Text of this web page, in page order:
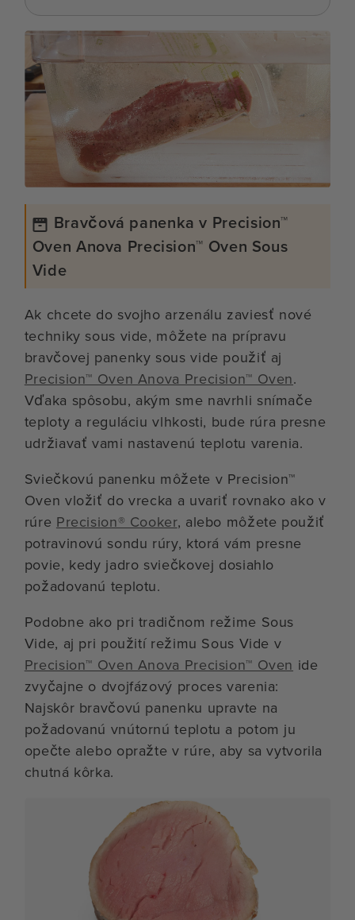
Bravčová panenka v Precision™
Oven Anova Precision™ Oven Sous
Vide
Ak chcete do svojho arzenálu zaviesť nové
techniky sous vide, môžete na prípravu
bravčovej panenky sous vide použiť aj
Precision™ Oven Anova Precision™ Oven.
Vďaka spôsobu, akým sme navrhli snímače
teploty a reguláciu vlhkosti, bude rúra presne
udržiavať vami nastavenú teplotu varenia.
Sviečkovú panenku môžete v Precision™
Oven vložiť do vrecka a uvariť rovnako ako v
rúre Precision® Cooker, alebo môžete použiť
potravinovú sondu rúry, ktorá vám presne
povie, kedy jadro sviečkovej dosiahlo
požadovanú teplotu.
Podobne ako pri tradičnom režime Sous
Vide, aj pri použití režimu Sous Vide v
Precision™ Oven Anova Precision™ Oven ide
zvyčajne o dvojfázový proces varenia:
Najskôr bravčovú panenku upravte na
požadovanú vnútornú teplotu a potom ju
opečte alebo opražte v rúre, aby sa vytvorila
chutná kôrka.